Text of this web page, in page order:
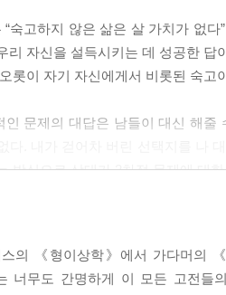
르 카뮈 《시지프 신화》 : 삶은 왜
의 종결을 두려워하지만, 죽음이
간절한 바람도 소원도 희망도 없을
“숙고하지 않은 삶은 살 가치가 없
리 자신을 설득시키는 데 성공한
롯이 자기 자신에게서 비롯된 숙고
인 문제의 대답은 남들이 대신 해
방식으로 상대가 2차적 문제에 대
야 하는지 깨닫기 위해서, 즉 자신
스트 플랫폼 히말라야 FM 700만 조
학과 교수, 철학의 어린왕자 위저쥔
스의 《형이상학》에서 가다머의
너무도 간명하게 이 모든 고전들